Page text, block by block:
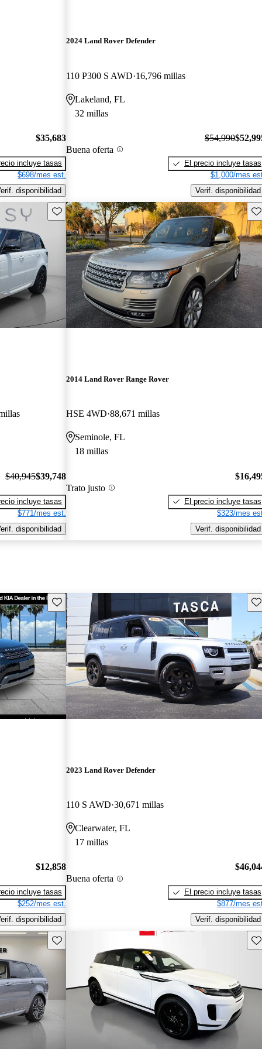
$35,683
incluye tasas
$698/mes est.
disponibilidad
2024 Land Rover Defender
110 P300 S AWD 16,796 millas
Lakeland, FL
32 millas
Buena oferta
$54,990
El precio incluye tasas
$1,000/mes
Verif. disponibilidad
Guarda este Aviso
$40,945$39,748
incluye tasas
$771/mes est.
disponibilidad
2014 Land Rover Range Rover
HSE 4WD 88,671 millas
Seminole, FL
18 millas
Trato justo
El precio incluye tasas
$323/mes
Verif. disponibilidad
Guarda este Aviso
$12,858
incluye tasas
$252/mes est.
disponibilidad
2023 Land Rover Defender
110 S AWD 30,671 millas
Clearwater, FL
17 millas
Buena oferta
El precio incluye tasas
$877/mes
Verif. disponibilidad
Guarda este Aviso